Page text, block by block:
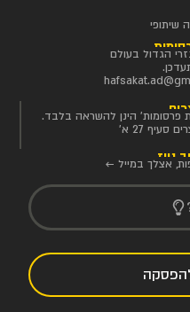
שיתופי
הגדול בעולם
הינן להשראה בלבד.
סעיף 27 א'
ניוזאצלך במייל ←